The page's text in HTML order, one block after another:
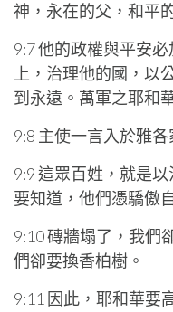
神，永在的父，和平
9:7 他的政權與平安
上，治理他的國，以
到永遠。萬軍之耶和
9:8 主使一言入於雅
9:9 這眾百姓，就是
要知道，他們憑驕傲
9:10 磚牆塌了，我們
們卻要換香柏樹。
9:11 因此，耶和華要